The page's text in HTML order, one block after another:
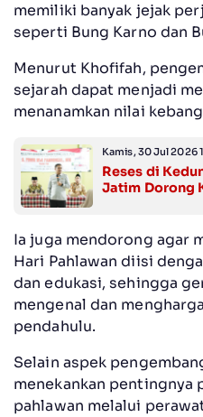
memiliki banyak jejak
seperti Bung Karno dan
Menurut Khofifah,
sejarah dapat menjadi
menanamkan nilai
Kamis, 30 Jul 2026
Reses di
Jatim Dorong
Ia juga mendorong agar
Hari Pahlawan diisi
dan edukasi, sehingga
mengenal dan
pendahulu.
Selain aspek
menekankan pentingnya
pahlawan melalui